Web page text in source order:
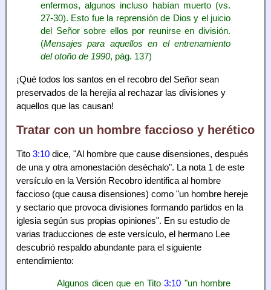
enfermos, algunos incluso habían muerto (vs.
27-30). Esto fue la reprensión de Dios y el juicio
del Señor sobre ellos por reunirse en división.
(Mensajes para aquellos en el entrenamiento
del otoño de 1990, pág. 137)
¡Qué todos los santos en el recobro del Señor sean
preservados de la herejía al rechazar las divisiones y
aquellos que las causan!
Tratar con un hombre faccioso y herético
Tito 3:10 dice, "Al hombre que cause disensiones, después
de una y otra amonestación deséchalo". La nota 1 de este
versículo en la Versión Recobro identifica al hombre
faccioso (que causa disensiones) como "un hombre hereje
y sectario que provoca divisiones formando partidos en la
iglesia según sus propias opiniones". En su estudio de
varias traducciones de este versículo, el hermano Lee
descubrió respaldo abundante para el siguiente
entendimiento:
Algunos dicen que en Tito3:10 "un hombre